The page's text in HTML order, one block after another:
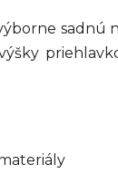
sadnú